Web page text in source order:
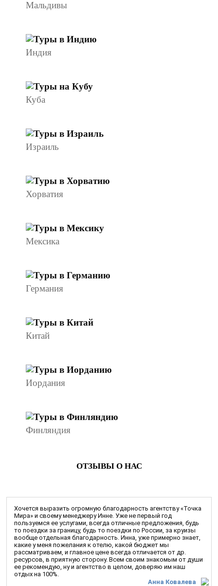
Мальдивы
Индия
Куба
Израиль
Хорватия
Мексика
Германия
Китай
Иордания
Финляндия
ОТЗЫВЫ О НАС
Анна Ковалева
Хочется выразить огромную благодарность агентству «Точка
Мира» и своему менеджеру Инне. Уже не первый год
пользуемся ее услугами, всегда отличные предложения, будь
то поездки за границу, будь то поездки по России, за круизы
вообще отдельная благодарность. Инна, уже примерно знает,
какие у меня пожелания к отелю, какой бюджет мы
рассматриваем, и главное цене всегда отличается от др.
ресурсов, в приятную сторону. Всем своим знакомым от души
ее рекомендую, ну и агентство в целом, доверяю им наш
отдых на 100%.